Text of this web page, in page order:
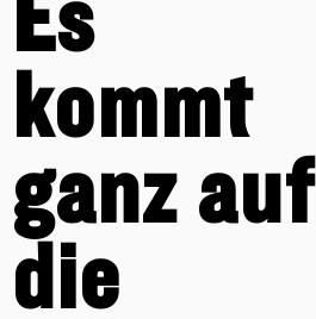
kommt
ganz auf
die